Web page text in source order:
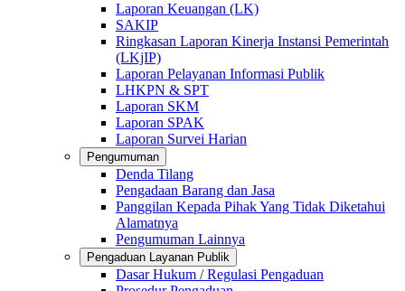
Laporan Keuangan (LK)
SAKIP
Ringkasan Laporan Kinerja Instansi Pemerintah
(LKjIP)
Laporan Pelayanan Informasi Publik
LHKPN & SPT
Laporan SKM
Laporan SPAK
Laporan Survei Harian
Pengumuman
Denda Tilang
Pengadaan Barang dan Jasa
Panggilan Kepada Pihak Yang Tidak Diketahui
Alamatnya
Pengumuman Lainnya
Pengaduan Layanan Publik
Dasar Hukum / Regulasi Pengaduan